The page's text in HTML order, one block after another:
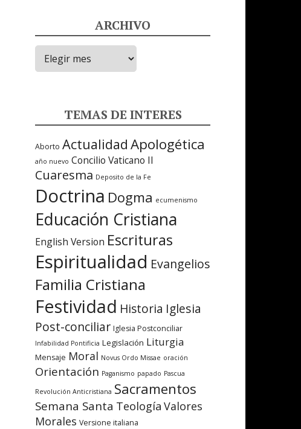
ARCHIVO
ARCHIVO
TEMAS DE INTERES
Aborto Actualidad Apologética
año nuevo Concilio Vaticano II
Cuaresma Deposito de la Fe
Doctrina Dogma ecumenismo
Educación Cristiana
English Version Escrituras
Espiritualidad Evangelios
Familia Cristiana
Festividad Historia Iglesia
Post-conciliar Iglesia Postconciliar
Infabilidad Pontificia Legislación Liturgia
Mensaje Moral Novus Ordo Missae oración
Orientación Paganismo papado Pascua
Revolución Anticristiana Sacramentos
Semana Santa Teología Valores
Morales Versione italiana